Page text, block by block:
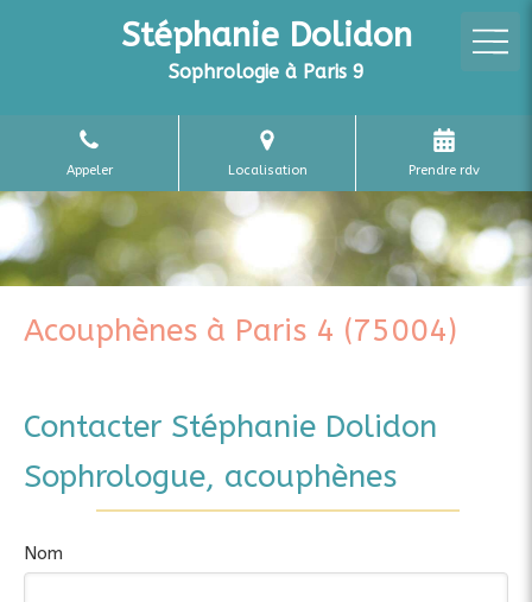
Stéphanie Dolidon
Sophrologie à Paris 9
Appeler Localisation Prendre rdv
Acouphènes à Paris 4 (75004)
Contacter Stéphanie Dolidon
Sophrologue, acouphènes
Nom